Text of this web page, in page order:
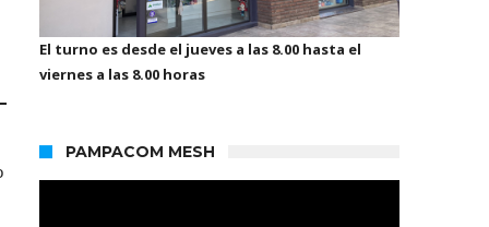
El turno es desde el jueves a las 8.00 hasta el
viernes a las 8.00 horas
PAMPACOM MESH